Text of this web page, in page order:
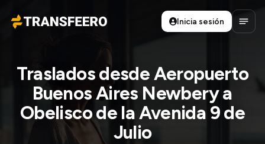
Transfeero
Inicia sesión
Abrir
Traslados desde Aeropuerto
Buenos Aires Newbery a
Obelisco de la Avenida 9 de
Julio